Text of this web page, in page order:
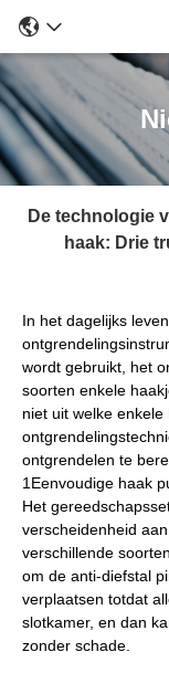
De technologie
haak: Drie
In het dagelijks
wordt gebruikt, het
soorten enkele
niet uit welke
ontgrendelen te
1Eenvoudige haak
Het
verscheidenheid
verschillende
om de anti-diefstal
verplaatsen totdat
slotkamer, en dan
zonder schade.